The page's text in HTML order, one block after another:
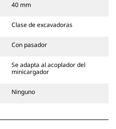
40 mm
Clase de excavadoras
Con pasador
Se adapta al acoplador del
minicargador
Ninguno